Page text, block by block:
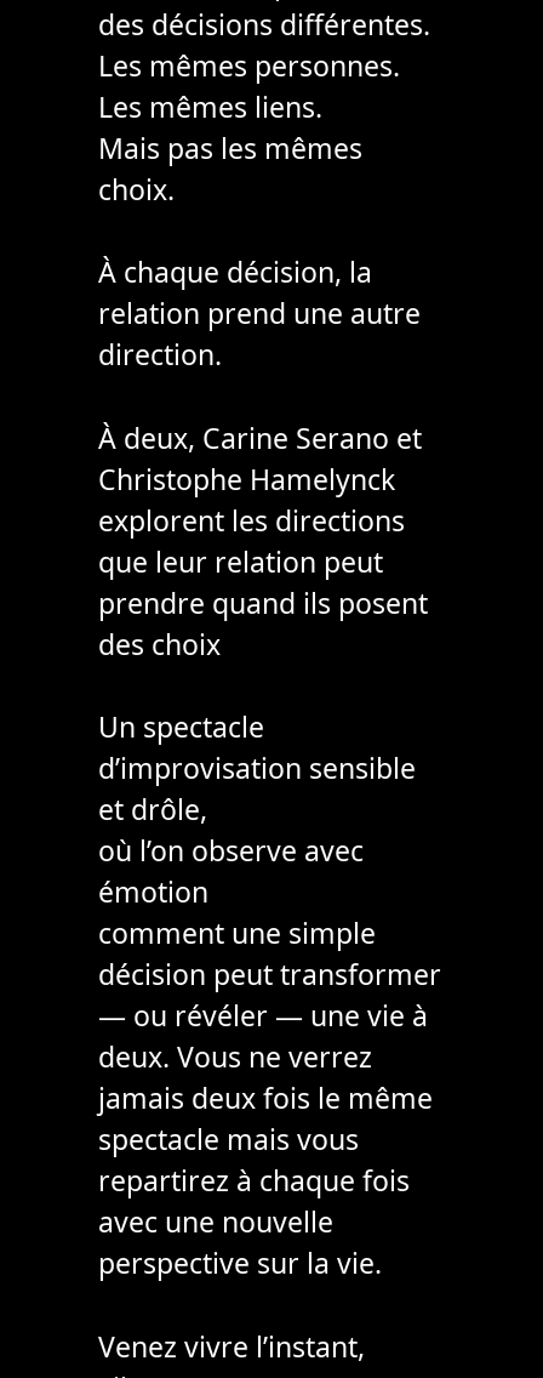
des décisions différentes.
Les mêmes personnes.
Les mêmes liens.
Mais pas les mêmes
choix.
À chaque décision, la
relation prend une autre
direction.
À deux, Carine Serano et
Christophe Hamelynck
explorent les directions
que leur relation peut
prendre quand ils posent
des choix
Un spectacle
d’improvisation sensible
et drôle,
où l’on observe avec
émotion
comment une simple
décision peut transformer
— ou révéler — une vie à
deux. Vous ne verrez
jamais deux fois le même
spectacle mais vous
repartirez à chaque fois
avec une nouvelle
perspective sur la vie.
Venez vivre l’instant,